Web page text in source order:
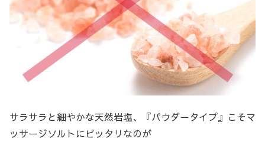
サラサラと細やかな天然岩塩、『パウダータイプ』こそマ
ッサージソルトにピッタリなのが